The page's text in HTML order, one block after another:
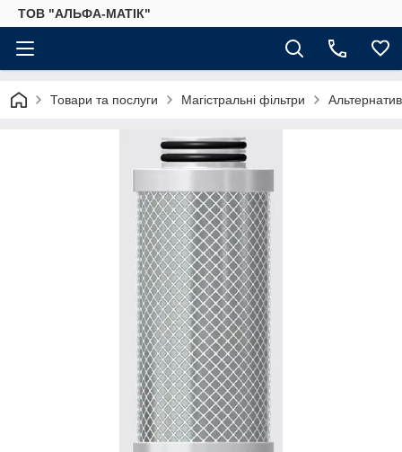
ТОВ "АЛЬФА-МАТІК"
Товари та послуги Магістральні фільтри